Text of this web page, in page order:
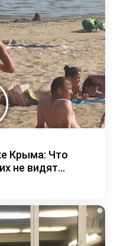
Крыма: Что
не видят...
i